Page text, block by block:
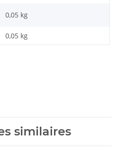
0,05 kg
0,05 kg
similaires